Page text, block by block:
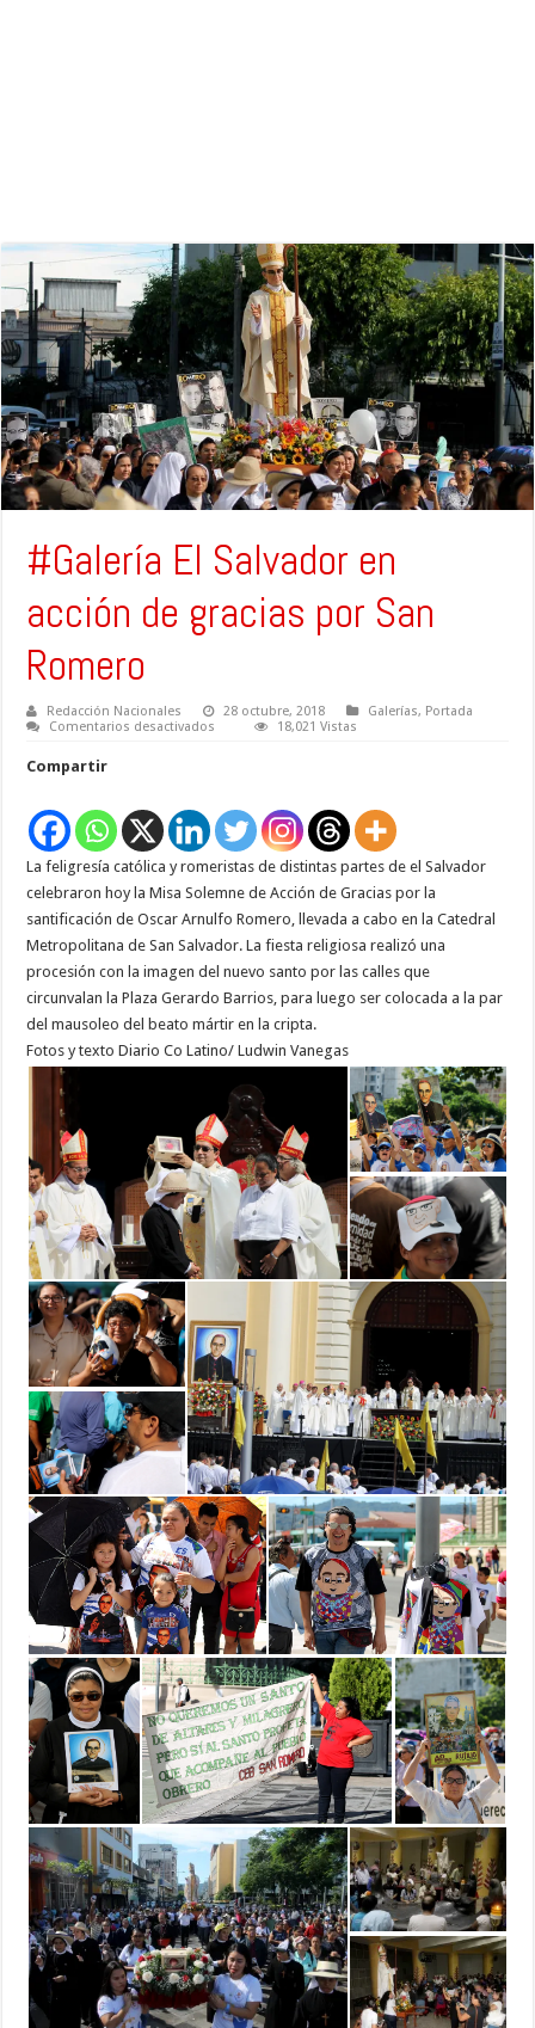
#Galería El Salvador en
acción de gracias por San
Romero
Redacción Nacionales 28 octubre, 2018 Galerías, Portada
Comentarios desactivados
de
gracias
por
San
18,021 Vistas
Compartir
La feligresía católica y romeristas de distintas partes de el Salvador
celebraron hoy la Misa Solemne de Acción de Gracias por la
santificación de Oscar Arnulfo Romero, llevada a cabo en la Catedral
Metropolitana de San Salvador. La fiesta religiosa realizó una
procesión con la imagen del nuevo santo por las calles que
circunvalan la Plaza Gerardo Barrios, para luego ser colocada a la par
del mausoleo del beato mártir en la cripta.
Fotos y texto Diario Co Latino/ Ludwin Vanegas